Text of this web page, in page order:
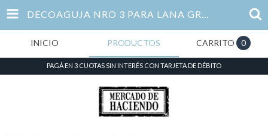
DECOAGUJA NRO 3 PARA LANA GRUESA
INICIO PRODUCTOS CARRITO 0
PAGÁ EN 3 CUOTAS SIN INTERÉS CON TARJETA DE DÉBITO